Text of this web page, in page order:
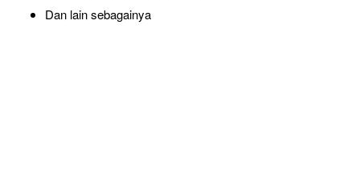
Dan lain sebagainya